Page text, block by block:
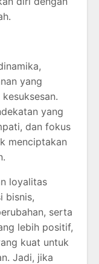
yang
yang
dan fokus
menciptakan
loyalitas
bisnis,
serta
lebih positif,
kuat untuk
Jadi, jika